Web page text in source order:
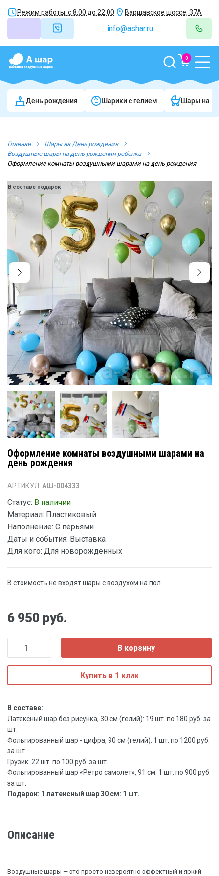
Режим работы: с 8.00 до 22.00 Варшавское шоссе, 37А
info@ashar.ru
0
День рождения Шарики c гелием Шары на
Главная
Шары на День рождения
Воздушные шары на день рождения ребенка
Оформление комнаты воздушными шарами на день рождения
В составе подарок
Оформление комнаты воздушными шарами на
день рождения
АРТИКУЛ: АШ-004333
Статус: В наличии
Материал: Пластиковый
Наполнение: С перьями
Даты и события: Выставка
Для кого: Для новорожденных
В стоимость не входят шары с воздухом на пол
6 950 руб.
В корзину
Купить в 1 клик
В составе:
Латексный шар без рисунка, 30 см (гелий): 19 шт. по 180 руб. за
шт.
Фольгированный шар - цифра, 90 см (гелий): 1 шт. по 1200 руб.
за шт.
Грузик: 22 шт. по 100 руб. за шт.
Фольгированный шар «Ретро самолет», 91 см: 1 шт. по 900 руб.
за шт.
Подарок: 1 латексный шар 30 см: 1 шт.
Описание
Воздушные шары — это просто невероятно эффектный и яркий